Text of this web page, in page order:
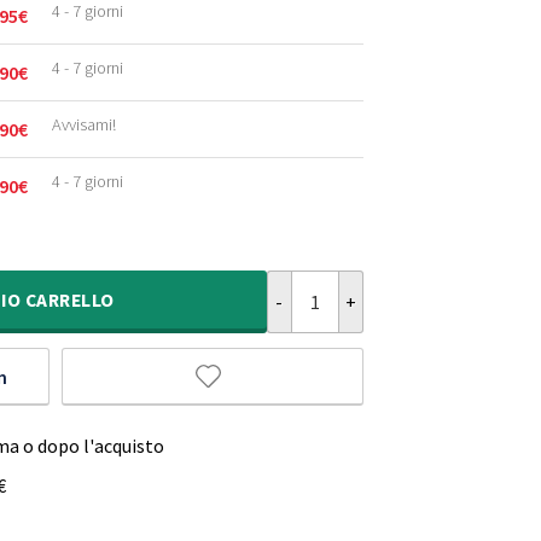
€ 4 - 7 giorni
€ 4 - 7 giorni
€ Avvisami!
€ 4 - 7 giorni
CARRELLO
o dopo l'acquisto